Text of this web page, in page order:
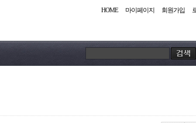
HOME 마이페이지 회원가입